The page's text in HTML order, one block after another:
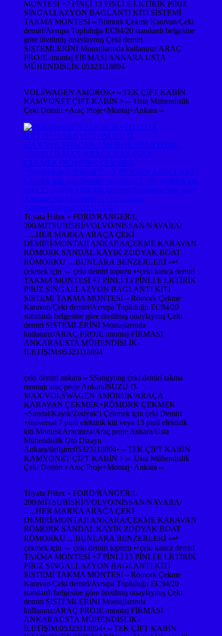
MONTESİ +7 PİNLİ 13 PİNLİ E LKTİRİK PİRİZ
SİNGALLAZYON BAGLANTI KİTİ SİSTEMİ
TAKMA MONTESİ⇔Römork Çekme Karavan/Çeki
demiri/Avrupa Topluluğu EC94/20 standardı belgesine
göre üretilmiş onaylaymış Çeki demiri
SİSTEMLERİNİ Montajlarında kullanırız/ ARAÇ
PROJE /montaj FİRMASI ANKARA USTA
MÜHENDİSLİK 05323118894
VOLSWAGEN AMOROK•⇔TEK ÇİFT KABİN
KAMYONET ÇİFT KABİN >⇔ Usta Mühendislik
Çeki Demiri +Araç Proje+Montaj+Ankara⇔
Toyata Hilux » FORD/RANGER/L
200/MİTSUBİSHİ/VOLVO/NİSSAN/NAVARA/
…..HER MARKA ARAÇA ÇEKİ
DEMİRİ/MONTAJI ANKARA/ÇEKME KARAVAN
RÖMORK SANDAL KAYIK ZODYAK BOAT
RÖMORKU …BUNLARA BENZERLERİ »↵
çekmek için ⇔ çeki demiri topuzu ↵çeki kanca demiri
TAKMA MONTESİ +7 PİNLİ 13 PİNLİ E LKTİRİK
PİRİZ SİNGALLAZYON BAGLANTI KİTİ
SİSTEMİ TAKMA MONTESİ⇔Römork Çekme
Karavan/Çeki demiri/Avrupa Topluluğu EC94/20
standardı belgesine göre üretilmiş onaylaymış Çeki
demiri SİSTEMLERİNİ Montajlarında
kullanırız/ARAÇ PROJE /montaj FİRMASI
ANKARAUSTA MÜHENDİSLİK-
İLETİŞİM:05323118894
çeki demiri ankara⇔SSangyong çeki demiri takma
montajı araç proje AnkaraISUZU D-
MAX/VOLSWAGEN AMOROK/ARAÇA
KARAVAN ÇEKMEK+RÖMORK ÇEKMEK
+Sandal/Kayık/Zodyak’ı Çekmek için çeki Demiri
+üniversal 7 pinli elektirik kiti veya 13 pinli elektirik
kiti Montesi Aracınıza/Araç proje Ankara/Usta
Mühendislik Oto Dizayn
Ankara/iletişim:05323118894•⇔TEK ÇİFT KABİN
KAMYONET ÇİFT KABİN >⇔ Usta Mühendislik
Çeki Demiri +Araç Proje+Montaj+Ankara⇔
Toyata Hilux » FORD/RANGER/L
200/MİTSUBİSHİ/VOLVO/NİSSAN/NAVARA/
…..HER MARKA ARAÇA ÇEKİ
DEMİRİ/MONTAJI ANKARA/ÇEKME KARAVAN
RÖMORK SANDAL KAYIK ZODYAK BOAT
RÖMORKU …BUNLARA BENZERLERİ »↵
çekmek için ⇔ çeki demiri topuzu ↵çeki kanca demiri
TAKMA MONTESİ +7 PİNLİ 13 PİNLİ E LKTİRİK
PİRİZ SİNGALLAZYON BAGLANTI KİTİ
SİSTEMİ TAKMA MONTESİ⇔Römork Çekme
Karavan/Çeki demiri/Avrupa Topluluğu EC94/20
standardı belgesine göre üretilmiş onaylaymış Çeki
demiri SİSTEMLERİNİ Montajlarında
kullanırız/ARAÇ PROJE /montaj FİRMASI
ANKARAUSTA MÜHENDİSLİK-
İLETİŞİM:05323118894•⇔TEK ÇİFT KABİN